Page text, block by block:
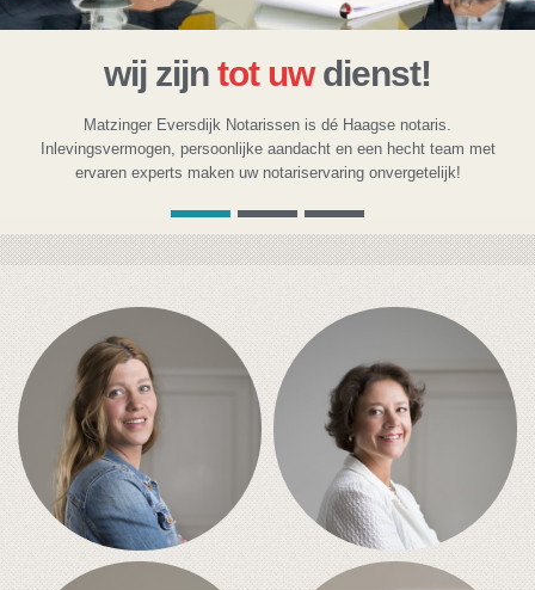
wij zijntot uwdienst!
U regelt het snel en veilig bij ons! Vraag maar raak over het
een woning, testamenten, huwelijkse voorwaarden en